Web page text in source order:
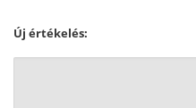
Új értékelés: